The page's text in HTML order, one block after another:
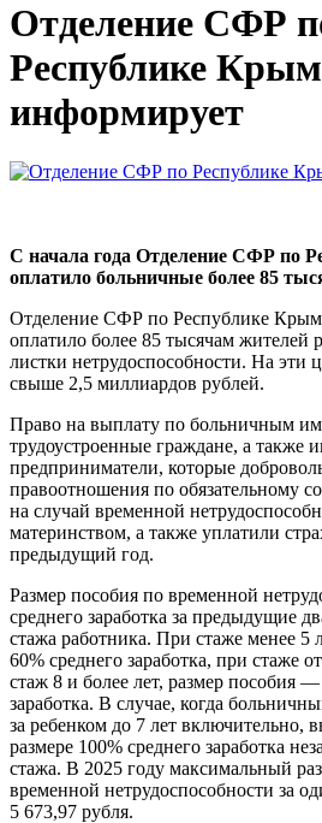
Отделение СФР
Республике Крым
информирует
С начала года Отделение СФР по
оплатило больничные более 85
Отделение СФР по Республике Крым
оплатило более 85 тысячам жителей
листки нетрудоспособности. На эти
свыше 2,5 миллиардов рублей.
Право на выплату по больничным
трудоустроенные граждане, а также
предприниматели, которые
правоотношения по обязательному
на случай временной
материнством, а также уплатили
предыдущий год.
Размер пособия по временной
среднего заработка за предыдущие
стажа работника. При стаже менее 5
60% среднего заработка, при стаже
стаж 8 и более лет, размер пособия
заработка. В случае, когда
за ребенком до 7 лет включительно,
размере 100% среднего заработка
стажа. В 2025 году максимальный
временной нетрудоспособности за
5 673,97 рубля.